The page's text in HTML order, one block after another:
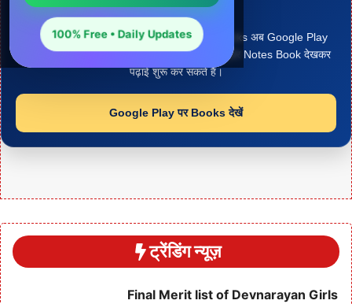
100% Free • Daily Updates
हमारी Notes PDF देखें
Arjun Panchariya द्वारा तैयार Study Notes Books अब Google Play
Books पर उपलब्ध हैं। विद्यार्थी अपनी जरूरत के अनुसार Notes Book देखकर
पढ़ाई शुरू कर सकते हैं।
Google Play पर Books देखें
ट्रेंडिंग न्यूज़
Final Merit list of Devnarayan Girls